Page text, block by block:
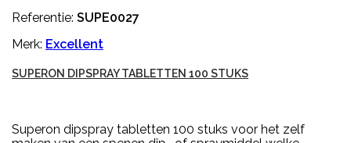
Referentie: SUPE0027
Merk: Excellent
SUPERON DIPSPRAY TABLETTEN 100 STUKS
Superon dipspray tabletten 100 stuks voor het zelf